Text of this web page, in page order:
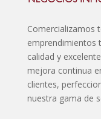
Comercializamos
emprendimientos
calidad y
mejora continua
clientes,
nuestra gama de